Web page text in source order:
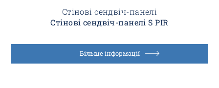
Стінові сендвіч-панелі
Стінові сендвіч-панелі S PIR
Більше інформації